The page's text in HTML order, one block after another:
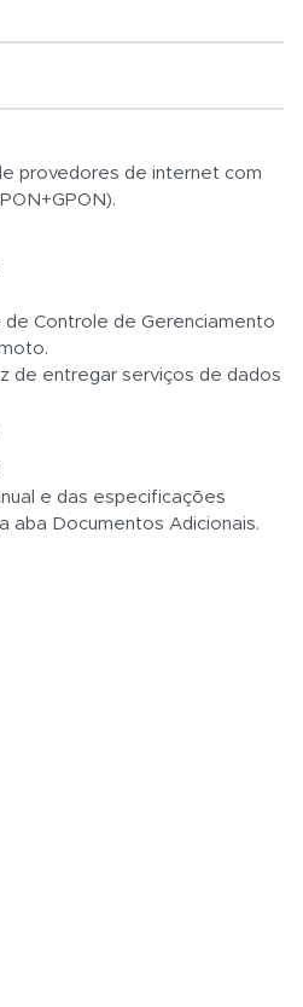
provedores de internet com
de Controle de Gerenciamento
de entregar serviços de dados
e das especificações
aba Documentos Adicionais.